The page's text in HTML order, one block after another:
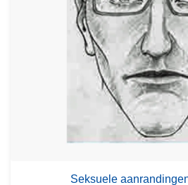
Seksuele